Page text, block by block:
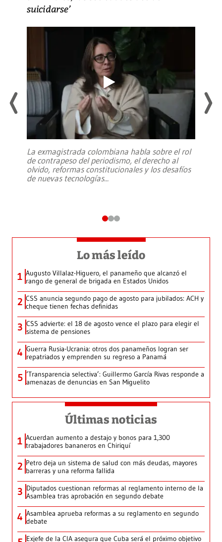
suicidarse’
La exmagistrada colombiana habla sobre el rol
de contrapeso del periodismo, el derecho al
olvido, reformas constitucionales y los desafíos
de nuevas tecnologías...
Lo más leído
1 Augusto Villalaz-Higuero, el panameño que alcanzó el
rango de general de brigada en Estados Unidos
2 CSS anuncia segundo pago de agosto para jubilados: ACH y
cheque tienen fechas definidas
3 CSS advierte: el 18 de agosto vence el plazo para elegir el
sistema de pensiones
4 Guerra Rusia-Ucrania: otros dos panameños logran ser
repatriados y emprenden su regreso a Panamá
5 ‘Transparencia selectiva’: Guillermo García Rivas responde a
amenazas de denuncias en San Miguelito
Últimas noticias
1 Acuerdan aumento a destajo y bonos para 1,300
trabajadores bananeros en Chiriquí
2 Petro deja un sistema de salud con más deudas, mayores
barreras y una reforma fallida
3 Diputados cuestionan reformas al reglamento interno de la
Asamblea tras aprobación en segundo debate
4 Asamblea aprueba reformas a su reglamento en segundo
debate
Exjefe de la CIA asegura que Cuba será el próximo objetivo